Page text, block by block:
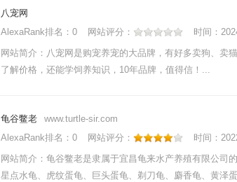
八宠网
AlexaRank排名： 0 网站评分： 时间：
网站简介：八宠网是购宠养宠的大品牌，有好多卖狗、卖
了解价格，还能学饲养知识，10年品牌，值得信！...
龟谷鳖老
www.turtle-sir.com
AlexaRank排名： 0 网站评分： 时间：
网站简介：龟谷鳖老是隶属于宜昌龟来水产养殖有限公司
星点水龟、虎纹蛋龟、巨头蛋龟、剃刀龟、麝香龟、黄泽